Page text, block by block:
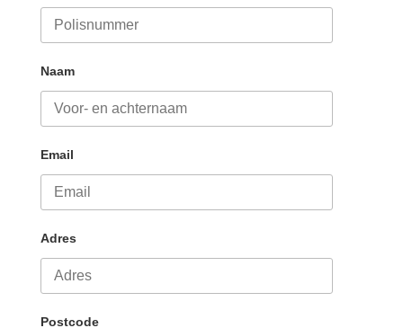
Naam
Email
Adres
Postcode